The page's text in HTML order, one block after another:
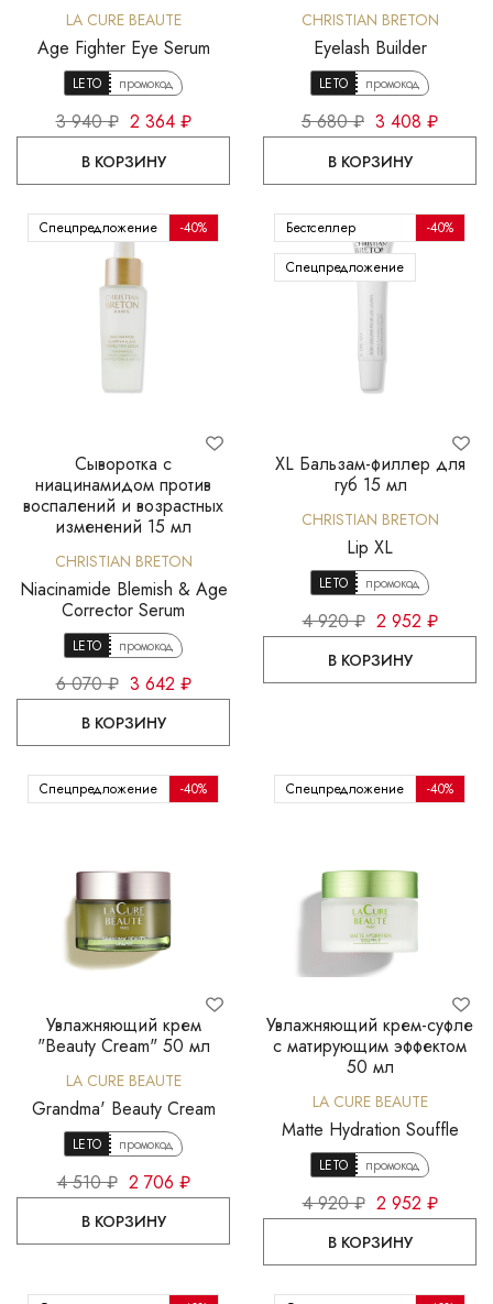
LA CURE BEAUTE
Age Fighter Eye Serum
LETO промокод
3 940 ₽ 2 364 ₽
В КОРЗИНУ
CHRISTIAN BRETON
Eyelash Builder
LETO промокод
5 680 ₽ 3 408 ₽
В КОРЗИНУ
Сыворотка с
ниацинамидом против
воспалений и возрастных
изменений 15 мл
CHRISTIAN BRETON
Niacinamide Blemish & Age
Corrector Serum
LETO промокод
6 070 ₽ 3 642 ₽
В КОРЗИНУ
Спецпредложение -40%
XL Бальзам-филлер для
губ 15 мл
CHRISTIAN BRETON
Lip XL
LETO промокод
4 920 ₽ 2 952 ₽
В КОРЗИНУ
Бестселлер
Спецпредложение
-40%
Увлажняющий крем
"Beauty Cream" 50 мл
LA CURE BEAUTE
Grandma' Beauty Cream
LETO промокод
4 510 ₽ 2 706 ₽
В КОРЗИНУ
Спецпредложение -40%
Увлажняющий крем-суфле
с матирующим эффектом
50 мл
LA CURE BEAUTE
Matte Hydration Souffle
LETO промокод
4 920 ₽ 2 952 ₽
В КОРЗИНУ
Спецпредложение -40%